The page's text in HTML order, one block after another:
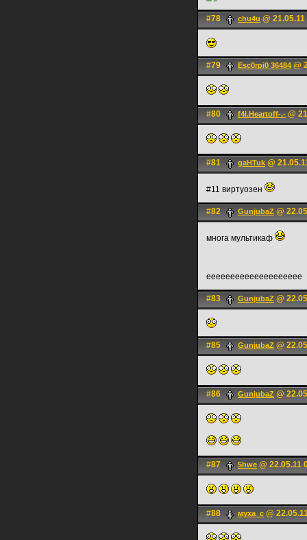
#78 chu4u @
#79 Esc0rpi0 36484 @
#80 f4l.Heartoff-.- @
#81 gaHTuk @
#11 виртуозен
#82 GunjubaZ @
многа мультикаф
ееееееееееееееееееее
#83 GunjubaZ @
#85 GunjubaZ @
#86 GunjubaZ @
#87 5hwe @ 22.05.11
#88 муха_с @